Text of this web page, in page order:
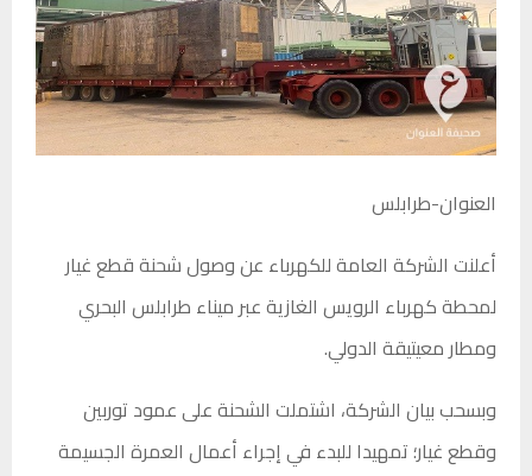
العنوان-طرابلس
أعلنت الشركة العامة للكهرباء عن وصول شحنة قطع غيار
لمحطة كهرباء الرويس الغازية عبر ميناء طرابلس البحري
ومطار معيتيقة الدولي.
وبسحب بيان الشركة، اشتملت الشحنة على عمود توربين
وقطع غيار؛ تمهيدا للبدء في إجراء أعمال العمرة الجسيمة